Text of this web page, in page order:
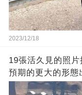
2023/12/18
19張活久見的照
預期的更大的形態
到驚嘆